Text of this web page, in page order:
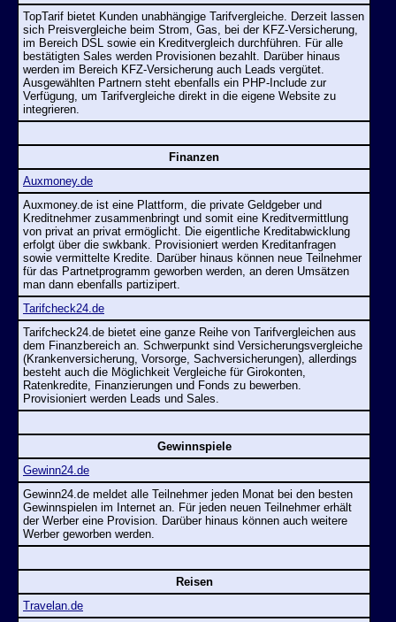
TopTarif bietet Kunden unabhängige Tarifvergleiche. Derzeit lassen
sich Preisvergleiche beim Strom, Gas, bei der KFZ-Versicherung,
im Bereich DSL sowie ein Kreditvergleich durchführen. Für alle
bestätigten Sales werden Provisionen bezahlt. Darüber hinaus
werden im Bereich KFZ-Versicherung auch Leads vergütet.
Ausgewählten Partnern steht ebenfalls ein PHP-Include zur
Verfügung, um Tarifvergleiche direkt in die eigene Website zu
integrieren.
Finanzen
Auxmoney.de
Auxmoney.de ist eine Plattform, die private Geldgeber und
Kreditnehmer zusammenbringt und somit eine Kreditvermittlung
von privat an privat ermöglicht. Die eigentliche Kreditabwicklung
erfolgt über die swkbank. Provisioniert werden Kreditanfragen
sowie vermittelte Kredite. Darüber hinaus können neue Teilnehmer
für das Partnetprogramm geworben werden, an deren Umsätzen
man dann ebenfalls partizipert.
Tarifcheck24.de
Tarifcheck24.de bietet eine ganze Reihe von Tarifvergleichen aus
dem Finanzbereich an. Schwerpunkt sind Versicherungsvergleiche
(Krankenversicherung, Vorsorge, Sachversicherungen), allerdings
besteht auch die Möglichkeit Vergleiche für Girokonten,
Ratenkredite, Finanzierungen und Fonds zu bewerben.
Provisioniert werden Leads und Sales.
Gewinnspiele
Gewinn24.de
Gewinn24.de meldet alle Teilnehmer jeden Monat bei den besten
Gewinnspielen im Internet an. Für jeden neuen Teilnehmer erhält
der Werber eine Provision. Darüber hinaus können auch weitere
Werber geworben werden.
Reisen
Travelan.de